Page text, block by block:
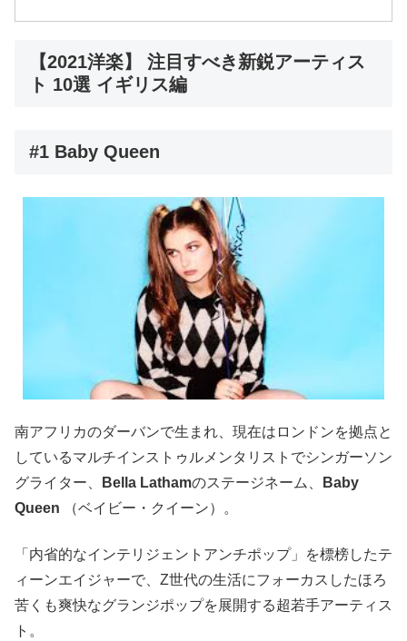
【2021洋楽】 注目すべき新鋭アーティス
ト 10選 イギリス編
#1 Baby Queen
南アフリカのダーバンで生まれ、現在はロンドンを拠点と
しているマルチインストゥルメンタリストでシンガーソン
グライター、
Bella Lathamのステージネーム、
Baby
Queen （ベイビー・クイーン）。
「内省的なインテリジェントアンチポップ」を標榜したテ
ィーンエイジャーで、Z世代の生活にフォーカスしたほろ
苦くも爽快なグランジポップを展開する超若手アーティス
ト。